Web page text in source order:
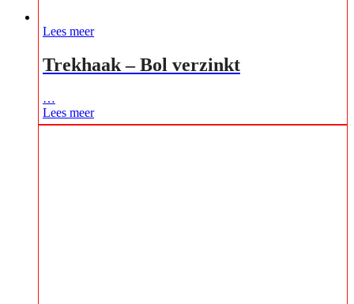
Lees meer
Trekhaak – Bol verzinkt
…
Lees meer